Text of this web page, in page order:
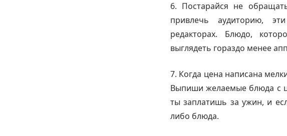
6. Постарайся не
привлечь аудиторию,
редакторах. Блюдо,
выглядеть гораздо менее
7. Когда цена написана
Выпиши желаемые блюда с
ты заплатишь за ужин, и
либо блюда.